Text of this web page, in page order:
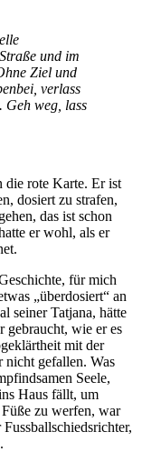
und im
Ziel und
verlass
Geh weg, lass
die rote Karte. Er ist
dosiert zu strafen,
das ist schon
er wohl, als er
für mich
„überdosiert“ an
seiner Tatjana, hätte
gebraucht, wie er es
mit der
nicht gefallen. Was
Seele,
Haus fällt, um
zu werfen, war